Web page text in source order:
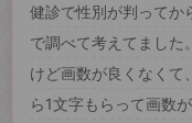
健診で性別が判ってか
で調べて考えてました
けど画数が良くなくて
ら1文字もらって画数